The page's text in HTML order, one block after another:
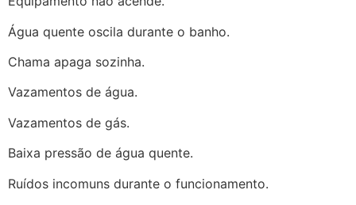
Água quente oscila durante o banho.
Chama apaga sozinha.
Vazamentos de água.
Vazamentos de gás.
Baixa pressão de água quente.
Ruídos incomuns durante o funcionamento.